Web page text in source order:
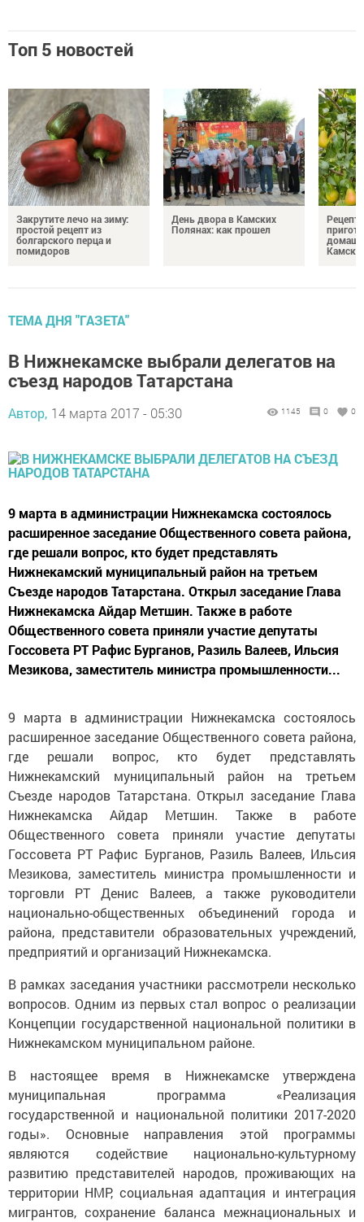
Топ 5 новостей
Закрутите лечо на зиму:
простой рецепт из
болгарского перца и
помидоров
День двора в Камских
Полянах: как прошел
ТЕМА ДНЯ "ГАЗЕТА"
В Нижнекамске выбрали делегатов на
съезд народов Татарстана
Автор, 14 марта 2017 - 05:30 1145 0 0
9 марта в администрации Нижнекамска состоялось
расширенное заседание Общественного совета района,
где решали вопрос, кто будет представлять
Нижнекамский муниципальный район на третьем
Съезде народов Татарстана. Открыл заседание Глава
Нижнекамска Айдар Метшин. Также в работе
Общественного совета приняли участие депутаты
Госсовета РТ Рафис Бурганов, Разиль Валеев, Ильсия
Мезикова, заместитель министра промышленности...
9 марта в администрации Нижнекамска состоялось
расширенное заседание Общественного совета района,
где решали вопрос, кто будет представлять
Нижнекамский муниципальный район на третьем
Съезде народов Татарстана. Открыл заседание Глава
Нижнекамска Айдар Метшин. Также в работе
Общественного совета приняли участие депутаты
Госсовета РТ Рафис Бурганов, Разиль Валеев, Ильсия
Мезикова, заместитель министра промышленности и
торговли РТ Денис Валеев, а также руководители
национально-общественных объединений города и
района, представители образовательных учреждений,
предприятий и организаций Нижнекамска.
В рамках заседания участники рассмотрели несколько
вопросов. Одним из первых стал вопрос о реализации
Концепции государственной национальной политики в
Нижнекамском муниципальном районе.
В настоящее время в Нижнекамске утверждена
муниципальная программа «Реализация
государственной и национальной политики 2017-2020
годы». Основные направления этой программы
являются содействие национально-культурному
развитию представителей народов, проживающих на
территории НМР, социальная адаптация и интеграция
мигрантов, сохранение баланса межнациональных и